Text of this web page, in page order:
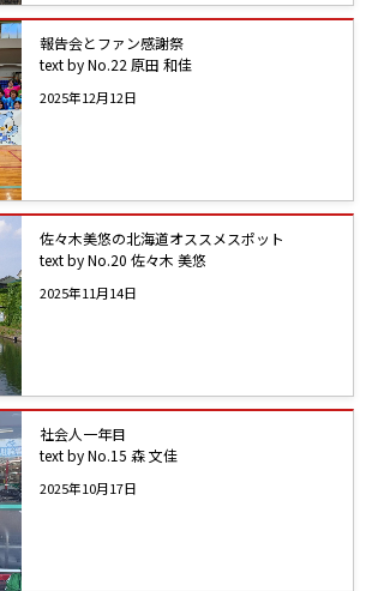
報告会とファン感謝祭
text by No.22 原田 和佳
2025年12月12日
佐々木美悠の北海道オススメスポット
text by No.20 佐々木 美悠
2025年11月14日
社会人一年目
text by No.15 森 文佳
2025年10月17日